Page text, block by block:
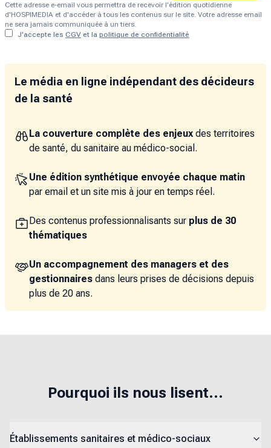
Cette adresse e-email vous permettra de recevoir l'édition quotidienne
d'HOSPIMEDIA et d'accéder à tous les contenus sur le site. Votre adresse email
ne sera jamais communiquée à un tiers.
J'accepte les CGV et la politique de confidentialité
Le média en ligne indépendant des décideurs
de la santé
La couverture complète des enjeuxdes territoires
de santé, du sanitaire au médico-social.
Une édition synthétique envoyée chaque matin
par email et un site mis à jour en temps réel.
Des contenus professionnalisants sur plus de 30
thématiques
Un accompagnement des managers et des
gestionnaires dans leurs prises de décisions depuis
plus de 20 ans.
Pourquoi ils nous lisent...
Établissements sanitaires et médico-sociaux